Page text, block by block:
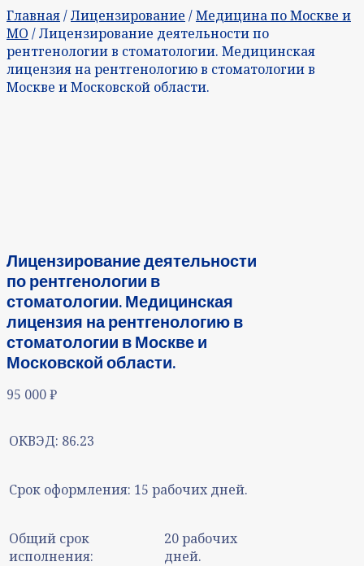
Главная/Лицензирование /Медицина по Москве и
МО / Лицензирование деятельности по
рентгенологии в стоматологии. Медицинская
лицензия на рентгенологию в стоматологии в
Москве и Московской области.
Лицензирование деятельности
по рентгенологии в
стоматологии. Медицинская
лицензия на рентгенологию в
стоматологии в Москве и
Московской области.
95 000₽
ОКВЭД: 86.23
Срок оформления: 15 рабочих дней.
Общий срок
исполнения:
20 рабочих
дней.